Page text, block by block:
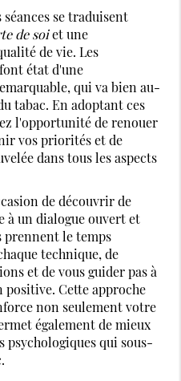
se traduisent
de soiet une
de vie. Les
état d'une
qui va bien au-
tabac. En adoptant ces
l'opportunité de renouer
vos priorités et de
dans tous les aspects
de découvrir de
à un dialogue ouvert et
prennent le temps
technique, de
et de vous guider pas à
Cette approche
non seulement votre
également de mieux
psychologiques qui sous-